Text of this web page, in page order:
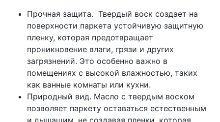
Прочная защита. Твердый воск создает на
поверхности паркета устойчивую защитную
пленку, которая предотвращает
проникновение влаги, грязи и других
загрязнений. Это особенно важно в
помещениях с высокой влажностью, таких
как ванные комнаты или кухни.
Природный вид. Масло с твердым воском
позволяет паркету оставаться естественным